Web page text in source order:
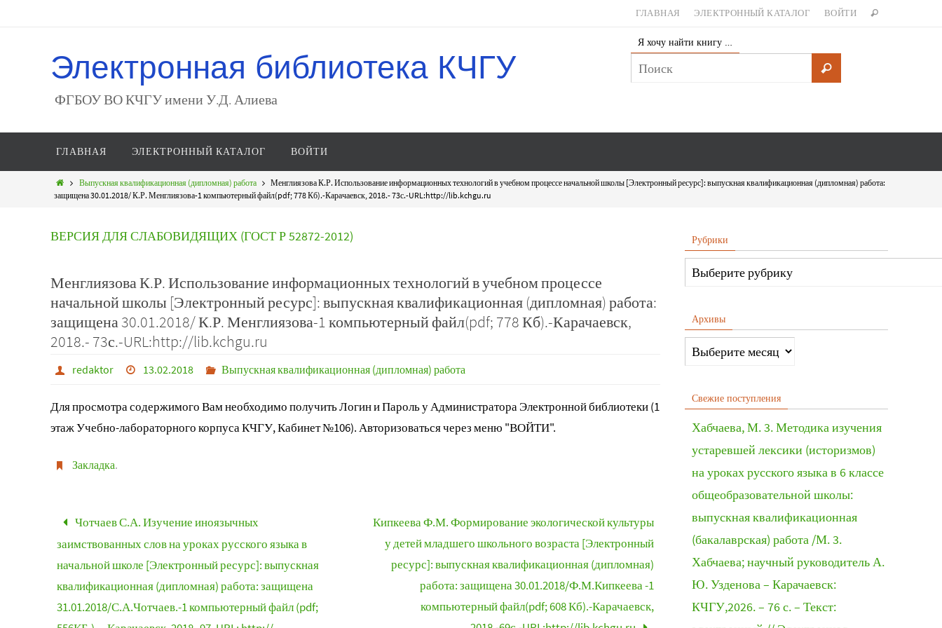
ГЛАВНАЯ ЭЛЕКТРОННЫЙ КАТАЛОГ ВОЙТИ
Электронная библиотека КЧГУ
ФГБОУ ВО КЧГУ имени У.Д. Алиева
Я хочу найти книгу …
ГЛАВНАЯ ЭЛЕКТРОННЫЙ КАТАЛОГ ВОЙТИ
Выпускная квалификационная (дипломная) работа
Менглиязова К.Р. Использование информационных технологий в учебном процессе начальной школы [Электронный ресурс]: выпускная квалификационная (дипломная) работа:
защищена 30.01.2018/ К.Р. Менглиязова-1 компьютерный файл(pdf; 778 Кб).-Карачаевск, 2018.- 73с.-URL:http://lib.kchgu.ru
ВЕРСИЯ ДЛЯ СЛАБОВИДЯЩИХ (ГОСТ Р 52872-2012)
Менглиязова К.Р. Использование информационных технологий в учебном процессе
начальной школы [Электронный ресурс]: выпускная квалификационная (дипломная) работа:
защищена 30.01.2018/ К.Р. Менглиязова-1 компьютерный файл(pdf; 778 Кб).-Карачаевск,
2018.- 73с.-URL:http://lib.kchgu.ru
redaktor 13.02.2018 Выпускная квалификационная (дипломная) работа
Для просмотра содержимого Вам необходимо получить Логин и Пароль у Администратора Электронной библиотеки (1
этаж Учебно-лабораторного корпуса КЧГУ, Кабинет №106). Авторизоваться через меню "ВОЙТИ".
Закладка.
Чотчаев С.А. Изучение иноязычных
заимствованных слов на уроках русского языка в
начальной школе [Электронный ресурс]: выпускная
квалификационная (дипломная) работа: защищена
31.01.2018/С.А.Чотчаев.-1 компьютерный файл (pdf;
Кипкеева Ф.М. Формирование экологической культуры
у детей младшего школьного возраста [Электронный
ресурс]: выпускная квалификационная (дипломная)
работа: защищена 30.01.2018/Ф.М.Кипкеева -1
компьютерный файл(pdf; 608 Кб).-Карачаевск,
Рубрики
Архивы
Свежие поступления
Хабчаева, М. 3. Методика изучения
устаревшей лексики (историзмов)
на уроках русского языка в 6 классе
общеобразовательной школы:
выпускная квалификационная
(бакалаврская) работа /М. 3.
Хабчаева; научный руководитель А.
Ю. Узденова – Карачаевск:
КЧГУ,2026. – 76 с. – Текст: